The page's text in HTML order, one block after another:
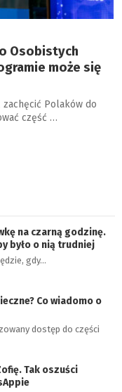
Osobistych
może się
Polaków do
część …
na czarną godzinę.
było o nią trudniej
gdy…
Co wiadomo o
dostęp do części
Tak oszuści